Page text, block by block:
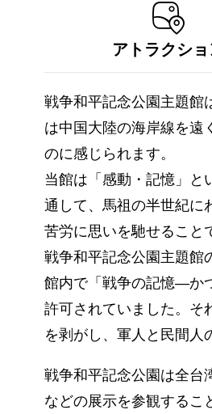
アトラクショ
戦争和平記念公園主題館
は中国大陸の海岸線を遠
のに感じられます。
当館は「感動・記憶」と
通して、馬祖の半世紀に
苦労に思いを馳せること
戦争和平記念公園主題館
館内で「戦争の記憶―か
許可されていました。そ
を剥がし、軍人と民間人
戦争和平記念公園は全台
などの展示を参観するこ